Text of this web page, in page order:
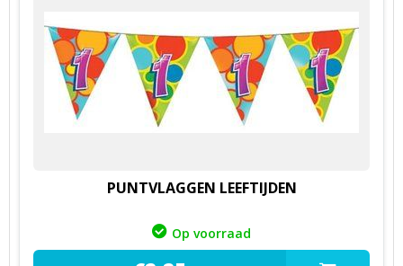
PUNTVLAGGEN LEEFTIJDEN
Op voorraad